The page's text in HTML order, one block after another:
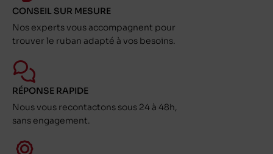
CONSEIL SUR MESURE
Nos experts vous accompagnent pour
trouver le ruban adapté à vos besoins.
RÉPONSE RAPIDE
Nous vous recontactons sous 24 à 48h,
sans engagement.